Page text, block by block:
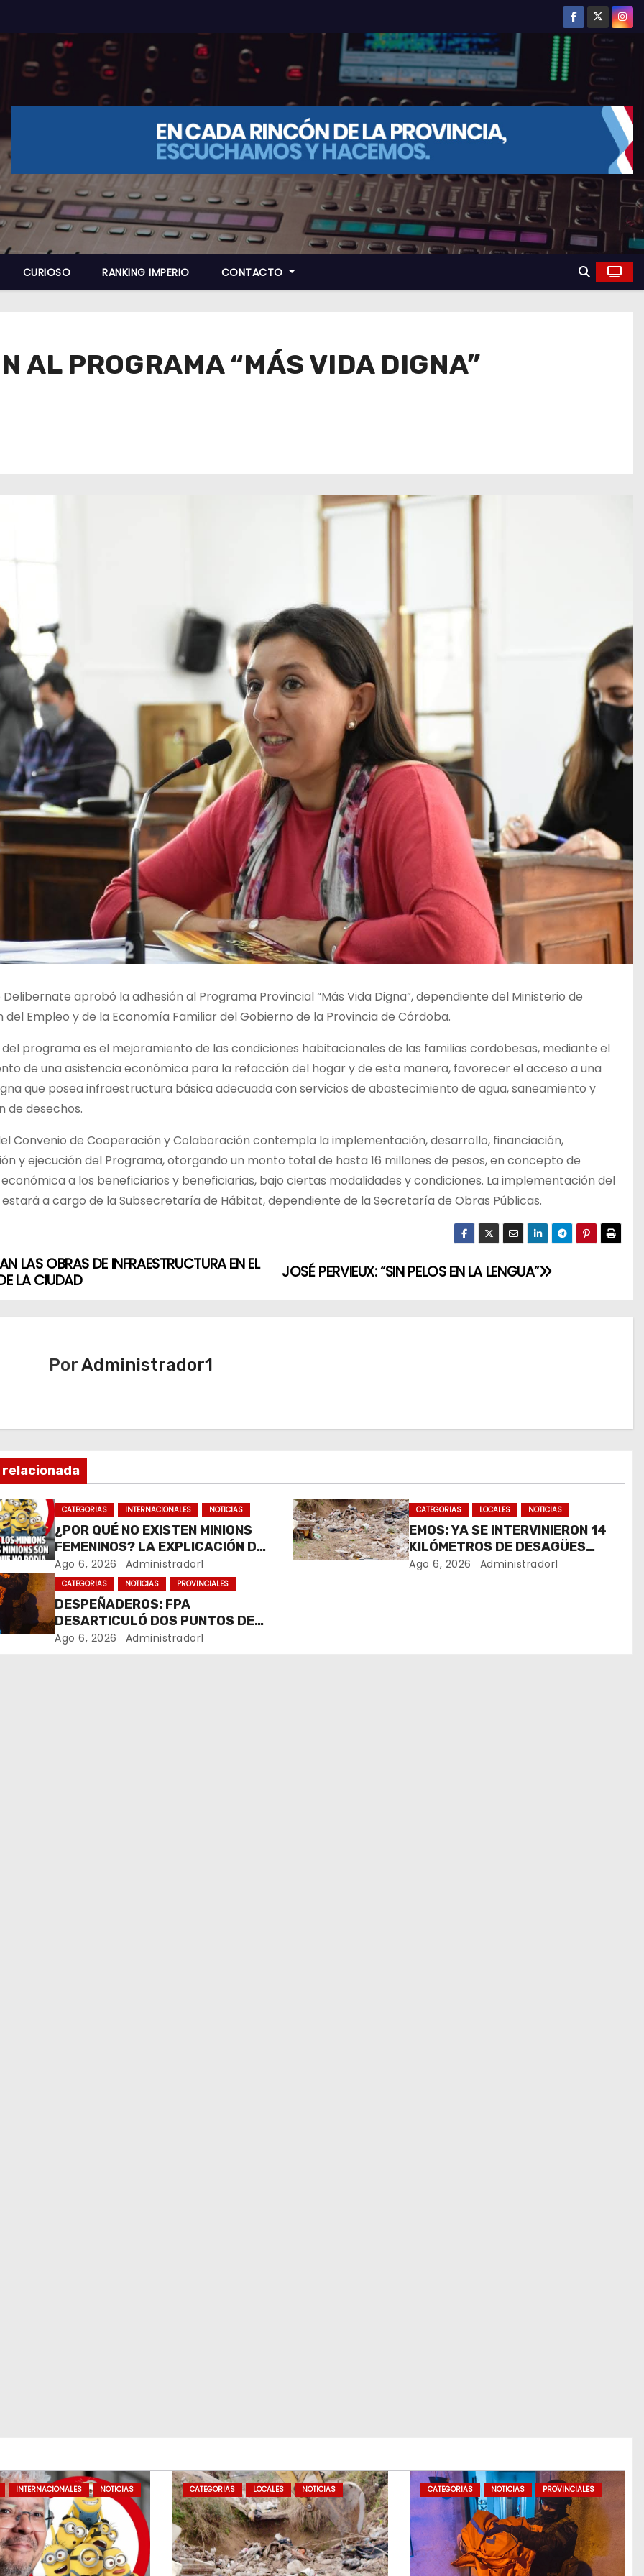
CURIOSO RANKING IMPERIO CONTACTO
AL PROGRAMA “MÁS VIDA DIGNA”
Delibernate aprobó la adhesión al Programa Provincial “Más Vida Digna”, dependiente del Ministerio de
del Empleo y de la Economía Familiar del Gobierno de la Provincia de Córdoba.
del programa es el mejoramiento de las condiciones habitacionales de las familias cordobesas, mediante el
de una asistencia económica para la refacción del hogar y de esta manera, favorecer el acceso a una
que posea infraestructura básica adecuada con servicios de abastecimiento de agua, saneamiento y
de desechos.
Convenio de Cooperación y Colaboración contempla la implementación, desarrollo, financiación,
y ejecución del Programa, otorgando un monto total de hasta 16 millones de pesos, en concepto de
a los beneficiarios y beneficiarias, bajo ciertas modalidades y condiciones. La implementación del
a cargo de la Subsecretaría de Hábitat, dependiente de la Secretaría de Obras Públicas.
JOSÉ PERVIEUX: “SIN PELOS EN LA LENGUA”
LAS OBRAS DE INFRAESTRUCTURA EN EL
LA CIUDAD
PorAdministrador1
CATEGORIAS INTERNACIONALES NOTICIAS
¿POR QUÉ NO EXISTEN MINIONS
FEMENINOS? LA EXPLICACIÓN DE
SU CREADOR QUE VOLVIÓ A
VIRALIZARSE
Ago 6, 2026 Administrador1
CATEGORIAS LOCALES NOTICIAS
EMOS: YA SE INTERVINIERON 14
KILÓMETROS DE DESAGÜES
PLUVIALES
Ago 6, 2026 Administrador1
CATEGORIAS NOTICIAS PROVINCIALES
DESPEÑADEROS: FPA
DESARTICULÓ DOS PUNTOS DE
VENTA DE DROGAS. TRES
Ago 6, 2026 Administrador1
INTERNACIONALES NOTICIAS CATEGORIAS LOCALES NOTICIAS CATEGORIAS NOTICIAS PROVINCIALES